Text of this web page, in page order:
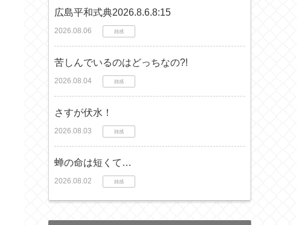
広島平和式典2026.8.6.8:15
2026.08.06 雑感
苦しんでいるのはどっちなの?!
2026.08.04 雑感
さすが伏水！
2026.08.03 雑感
蝉の命は短くて…
2026.08.02 雑感